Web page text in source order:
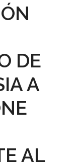
DE
A
AL